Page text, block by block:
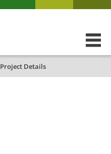
Project Details